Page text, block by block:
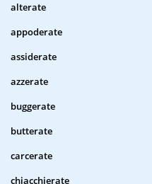
alterate
appoderate
assiderate
azzerate
buggerate
butterate
carcerate
chiacchierate